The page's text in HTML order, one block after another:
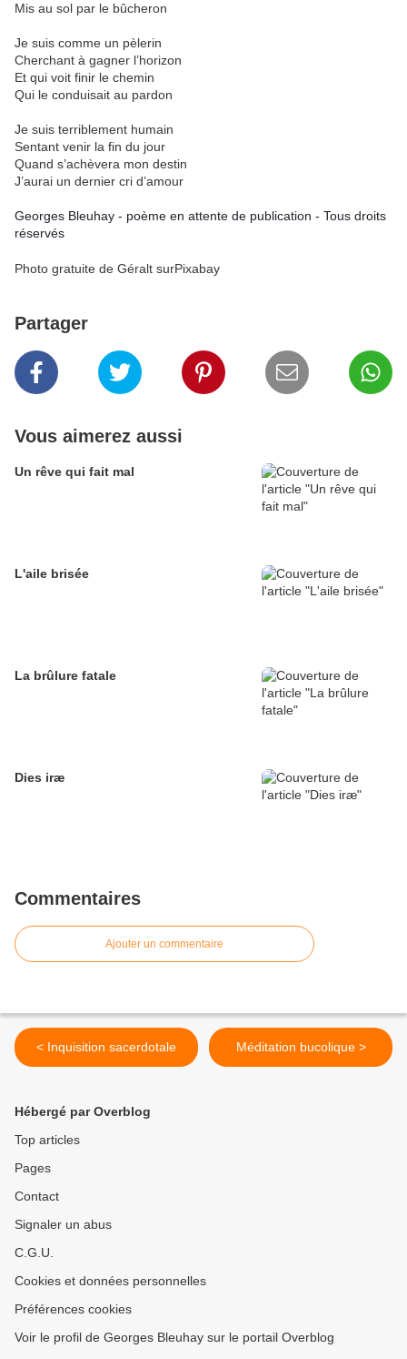
Mis au sol par le bûcheron
Je suis comme un pèlerin
Cherchant à gagner l’horizon
Et qui voit finir le chemin
Qui le conduisait au pardon
Je suis terriblement humain
Sentant venir la fin du jour
Quand s’achèvera mon destin
J’aurai un dernier cri d’amour
Georges Bleuhay - poème en attente de publication - Tous droits
réservés
Photo gratuite de Géralt surPixabay
Partager
Vous aimerez aussi
Un rêve qui fait mal
L'aile brisée
La brûlure fatale
Dies iræ
Commentaires
Ajouter un commentaire
< Inquisition sacerdotale Méditation bucolique >
Hébergé par Overblog
Top articles
Pages
Contact
Signaler un abus
C.G.U.
Cookies et données personnelles
Préférences cookies
Voir le profil de Georges Bleuhay sur le portail Overblog